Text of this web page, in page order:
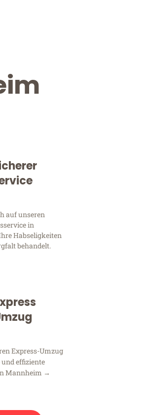
auf unseren
in
Habseligkeiten
behandelt.
Express-Umzug
effiziente
Mannheim →